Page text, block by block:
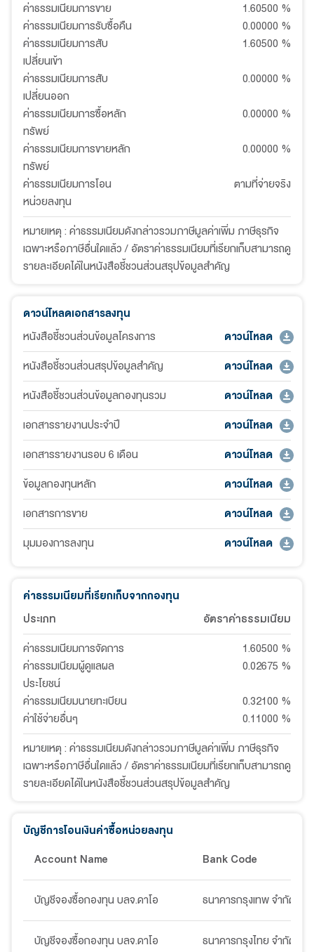
ค่าธรรมเนียมการขาย 1.60500 %
ค่าธรรมเนียมการรับซื้อคืน
0.00000 %
ค่าธรรมเนียมการสับ
เปลี่ยนเข้า
1.60500 %
ค่าธรรมเนียมการสับ
เปลี่ยนออก
0.00000 %
ค่าธรรมเนียมการซื้อหลัก
ทรัพย์
0.00000 %
ค่าธรรมเนียมการขายหลัก
ทรัพย์
0.00000 %
ค่าธรรมเนียมการโอน
หน่วยลงทุน
ตามที่จ่ายจริง
หมายเหตุ : ค่าธรรมเนียมดังกล่าวรวมภาษีมูลค่าเพิ่ม ภาษีธุรกิจ
เฉพาะหรือภาษีอื่นใดแล้ว / อัตราค่าธรรมเนียมที่เรียกเก็บสามารถดู
รายละเอียดได้ในหนังสือชี้ชวนส่วนสรุปข้อมูลสำคัญ
ดาวน์โหลดเอกสารลงทุน
หนังสือชี้ชวนส่วนข้อมูลโครงการ
ดาวน์โหลด
หนังสือชี้ชวนส่วนสรุปข้อมูลสำคัญ
ดาวน์โหลด
หนังสือชี้ชวนส่วนข้อมูลกองทุนรวม
ดาวน์โหลด
เอกสารรายงานประจำปี
ดาวน์โหลด
เอกสารรายงานรอบ 6 เดือน
ดาวน์โหลด
ข้อมูลกองทุนหลัก
ดาวน์โหลด
เอกสารการขาย
ดาวน์โหลด
มุมมองการลงทุน
ดาวน์โหลด
ค่าธรรมเนียมที่เรียกเก็บจากกองทุน
ประเภท
อัตราค่าธรรมเนียม
ค่าธรรมเนียมการจัดการ
1.60500 %
ค่าธรรมเนียมผู้ดูแลผล
ประโยชน์
0.02675 %
ค่าธรรมเนียมนายทะเบียน
0.32100 %
ค่าใช้จ่ายอื่นๆ
0.11000 %
หมายเหตุ : ค่าธรรมเนียมดังกล่าวรวมภาษีมูลค่าเพิ่ม ภาษีธุรกิจ
เฉพาะหรือภาษีอื่นใดแล้ว / อัตราค่าธรรมเนียมที่เรียกเก็บสามารถดู
รายละเอียดได้ในหนังสือชี้ชวนส่วนสรุปข้อมูลสำคัญ
บัญชีการโอนเงินค่าซื้อหน่วยลงทุน
Account Name
Bank Code
บัญชีจองซื้อกองทุน บลจ.ดาโอ ธนาคารกรุงเทพ จำกัด (ม
บัญชีจองซื้อกองทุน บลจ.ดาโอ ธนาคารกรุงไทย จำกัด (ม